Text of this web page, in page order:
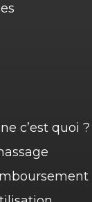
c’est quoi ?